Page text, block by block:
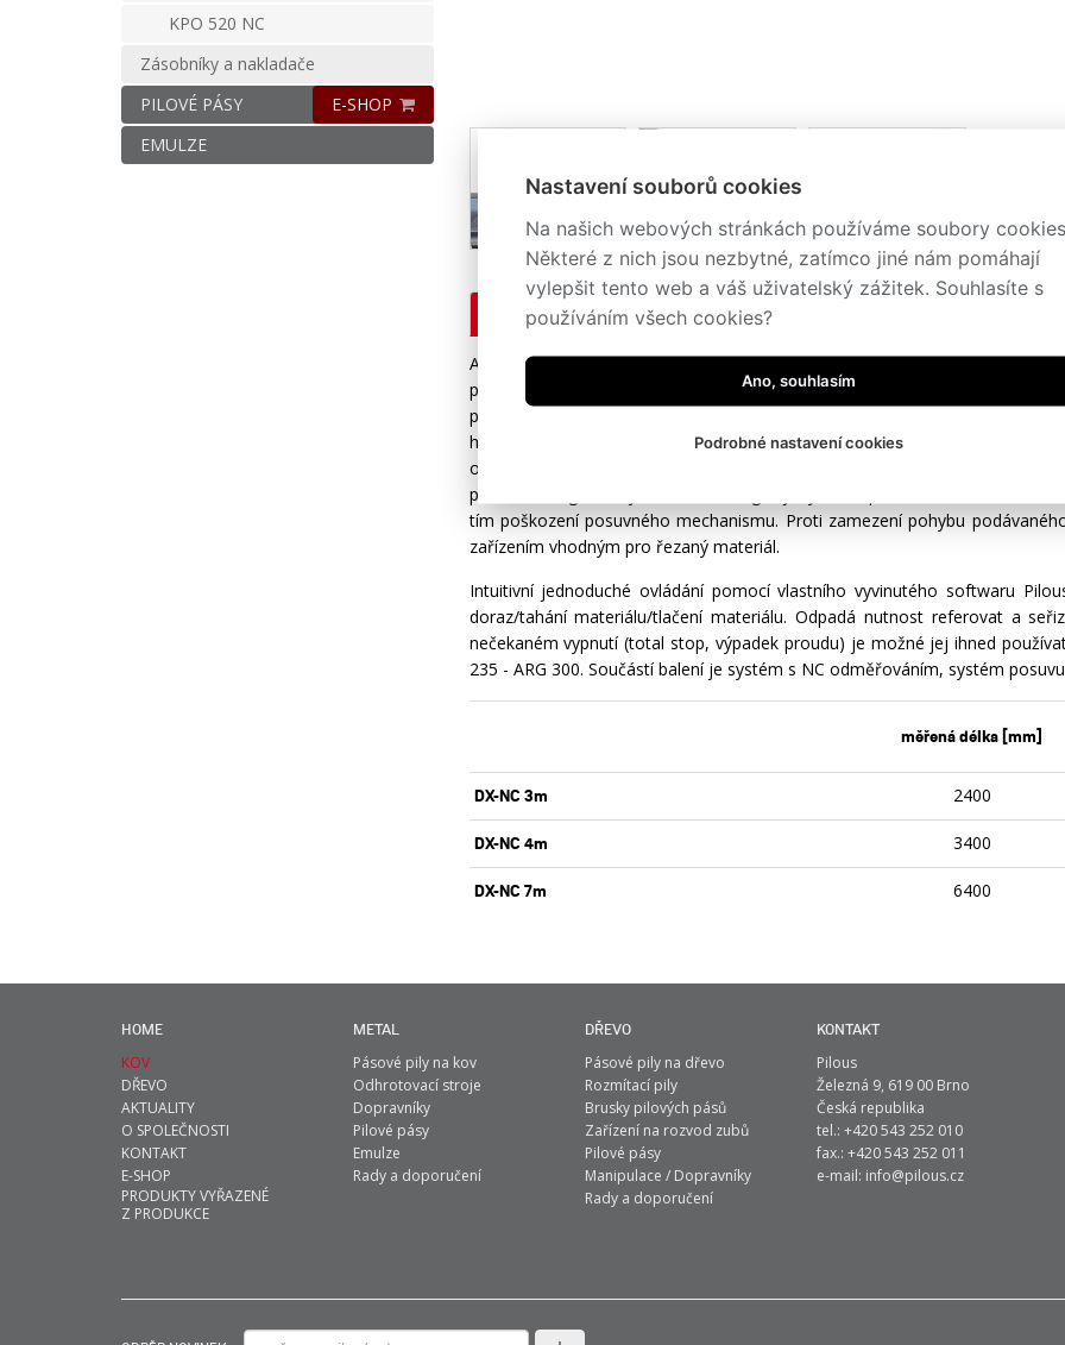
KPO 520 NC
Zásobníky a nakladače
PILOVÉ PÁSY
E-SHOP
EMULZE
Popis Technická specifikace
Automatické podávací zařízení slouží k přesnému posuvu profilových
pily. Základ tvoří masivní dopravník D, který je osazen kvalitní průmyslovou
přesnost podání 0,1 mm. Podávací vozík se pohybuje po lineárním
hmotnosti 500 kg. Například plný materiál průměru 110 mm, délky 6 m,
ovládání přes velký barevný dotykový displej s vysokým
paměti. Inteligentní systém si sám reguluje rychlost posuvu v závislosti na
tím poškození posuvného mechanismu. Proti zamezení pohybu
zařízením vhodným pro řezaný materiál.
Intuitivní jednoduché ovládání pomocí vlastního vyvinutého softwaru
doraz/tahání materiálu/tlačení materiálu. Odpadá nutnost referovat a
nečekaném vypnutí (total stop, výpadek proudu) je možné jej ihned
235 - ARG 300. Součástí balení je systém s NC odměřováním, systém
měřená délka [mm]
DX-NC 3m 2400
DX-NC 4m 3400
DX-NC 7m 6400
HOME
KOV
DŘEVO
AKTUALITY
O SPOLEČNOSTI
KONTAKT
E-SHOP
PRODUKTY VYŘAZENÉ
Z PRODUKCE
METAL
Pásové pily na kov
Odhrotovací stroje
Dopravníky
Pilové pásy
Emulze
Rady a doporučení
DŘEVO
Pásové pily na dřevo
Rozmítací pily
Brusky pilových pásů
Zařízení na rozvod zubů
Pilové pásy
Manipulace / Dopravníky
Rady a doporučení
KONTAKT
Pilous
Železná 9, 619 00 Brno
Česká republika
tel.: +420 543 252 010
fax.: +420 543 252 011
e-mail: info@pilous.cz
Nastavení souborů cookies
Na našich webových stránkách používáme soubory
Některé z nich jsou nezbytné, zatímco jiné nám pomáhají
vylepšit tento web a váš uživatelský zážitek. Souhlasíte s
používáním všech cookies?
Ano, souhlasím
Podrobné nastavení cookies